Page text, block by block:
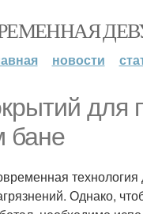
новости
для
бане
технология
Однако,